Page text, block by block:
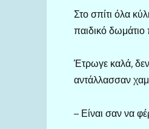
Στο σπίτι όλα
παιδικό δωμάτιο
Έτρωγε καλά,
αντάλλασσαν
– Είναι σαν να